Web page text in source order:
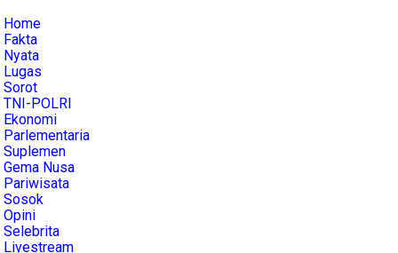
Home
Fakta
Nyata
Lugas
Sorot
TNI-POLRI
Ekonomi
Parlementaria
Suplemen
Gema Nusa
Pariwisata
Sosok
Opini
Selebrita
Livestream